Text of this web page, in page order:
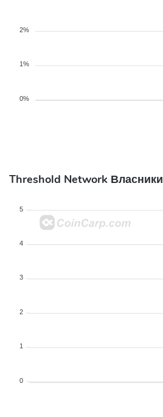
2%
1%
0%
Threshold Network Власники
5
4
3
2
1
0